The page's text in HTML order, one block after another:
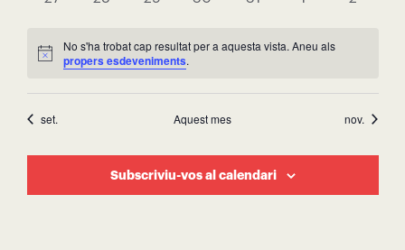
Avís
No s'ha trobat cap resultat per a aquesta vista. Aneu als
propers esdeveniments.
set. Aquest mes nov.
Subscriviu-vos al calendari